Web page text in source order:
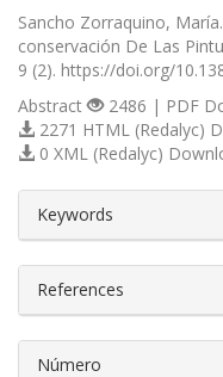
Sancho Zorraquino,
conservación De Las
9 (2). https://doi.org/
Abstract
2486 | PDF
2271 HTML (Redalyc)
0 XML (Redalyc)
Keywords
References
Número